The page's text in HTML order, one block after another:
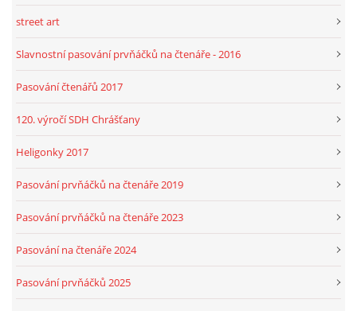
street art
Slavnostní pasování prvňáčků na čtenáře - 2016
Pasování čtenářů 2017
120. výročí SDH Chrášťany
Heligonky 2017
Pasování prvňáčků na čtenáře 2019
Pasování prvňáčků na čtenáře 2023
Pasování na čtenáře 2024
Pasování prvňáčků 2025